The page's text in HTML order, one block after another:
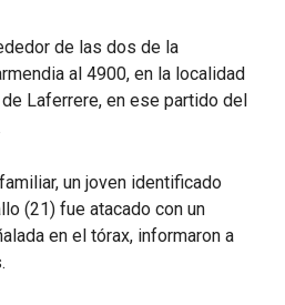
de las dos de la
al 4900, en la localidad
Laferrere, en ese partido del
un joven identificado
(21) fue atacado con un
en el tórax, informaron a